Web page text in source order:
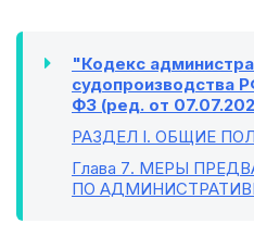
"Кодекс
судопроизводства
ФЗ (ред. от
РАЗДЕЛ I. ОБЩИЕ
Глава 7. МЕРЫ
ПО